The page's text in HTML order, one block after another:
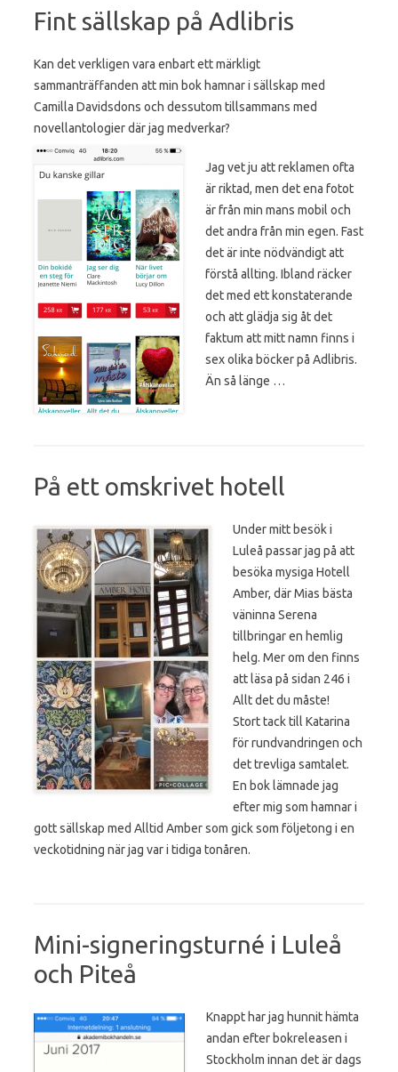
Fint sällskap på Adlibris
Kan det verkligen vara enbart ett märkligt
sammanträffanden att min bok hamnar i sällskap med
Camilla Davidsdons och dessutom tillsammans med
novellantologier där jag medverkar?
Jag vet ju att reklamen ofta
är riktad, men det ena fotot
är från min mans mobil och
det andra från min egen. Fast
det är inte nödvändigt att
förstå allting. Ibland räcker
det med ett konstaterande
och att glädja sig åt det
faktum att mitt namn finns i
sex olika böcker på Adlibris.
Än så länge …
På ett omskrivet hotell
Under mitt besök i
Luleå passar jag på att
besöka mysiga Hotell
Amber, där Mias bästa
väninna Serena
tillbringar en hemlig
helg. Mer om den finns
att läsa på sidan 246 i
Allt det du måste!
Stort tack till Katarina
för rundvandringen och
det trevliga samtalet.
En bok lämnade jag
efter mig som hamnar i
gott sällskap med Alltid Amber som gick som följetong i en
veckotidning när jag var i tidiga tonåren.
Mini-signeringsturné i Luleå
och Piteå
Knappt har jag hunnit hämta
andan efter bokreleasen i
Stockholm innan det är dags